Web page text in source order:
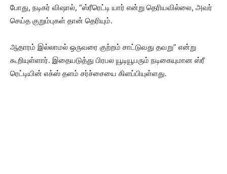
போது, ​​நடிகர் விஷால், “ஸ்ரீரெட்டி யார் என்று தெரியவில்லை, அவர்
செய்த குறும்புகள் தான் தெரியும்.
ஆதாரம் இல்லாமல் ஒருவரை குற்றம் சாட்டுவது தவறு” என்று
கூறியுள்ளார். இதையடுத்து பிரபல யூடியூபரும் நடிகையுமான ஸ்ரீ
ரெட்டியின் எக்ஸ் தளம் சர்ச்சையை கிளப்பியுள்ளது.